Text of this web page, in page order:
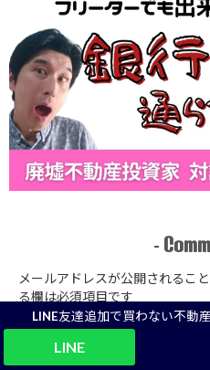
LINE友達追加で買わない不動
LINE
-
メールアドレスが公開されること
る欄は必須項目です
コメント※